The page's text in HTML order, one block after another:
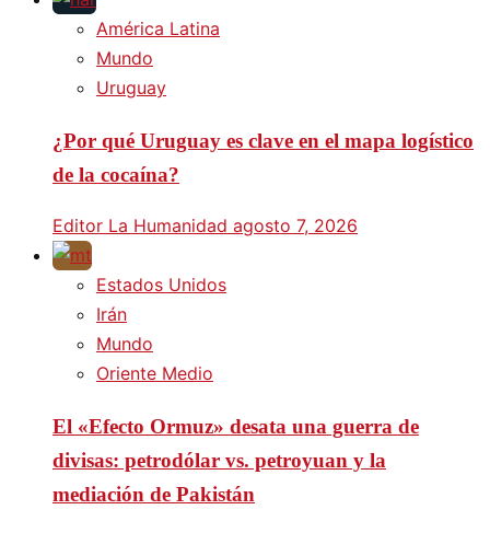
América Latina
Mundo
Uruguay
¿Por qué Uruguay es clave en el mapa logístico
de la cocaína?
Editor La Humanidad agosto 7, 2026
Estados Unidos
Irán
Mundo
Oriente Medio
El «Efecto Ormuz» desata una guerra de
divisas: petrodólar vs. petroyuan y la
mediación de Pakistán